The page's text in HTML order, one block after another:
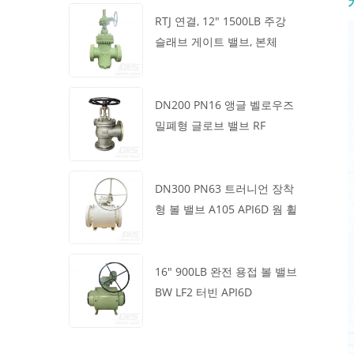
RTJ 연결, 12" 1500LB 주강
슬래브 게이트 밸브, 본체
DN200 PN16 앵글 벨로우즈
밀폐형 글로브 밸브 RF
DN300 PN63 트러니언 장착
형 볼 밸브 A105 API6D 웜 휠
16" 900LB 완전 용접 볼 밸브
BW LF2 터빈 API6D